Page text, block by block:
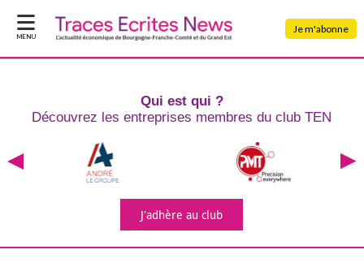
MENU
Je m'abonne
Qui est qui ?
Découvrez les entreprises membres du club TEN
J'adhèreau club